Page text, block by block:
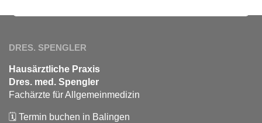
DRES. SPENGLER
Hausärztliche Praxis
Dres. med. Spengler
Fachärzte für Allgemeinmedizin
🗓️ Termin buchen in Balingen